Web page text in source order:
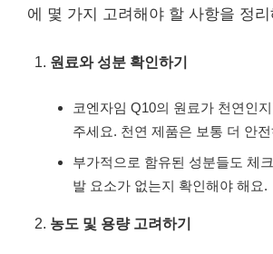
에 몇 가지 고려해야 할 사항을 정
원료와 성분 확인하기
코엔자임 Q10의 원료가 천연인
주세요. 천연 제품은 보통 더 안
부가적으로 함유된 성분들도 체
발 요소가 없는지 확인해야 해요.
농도 및 용량 고려하기